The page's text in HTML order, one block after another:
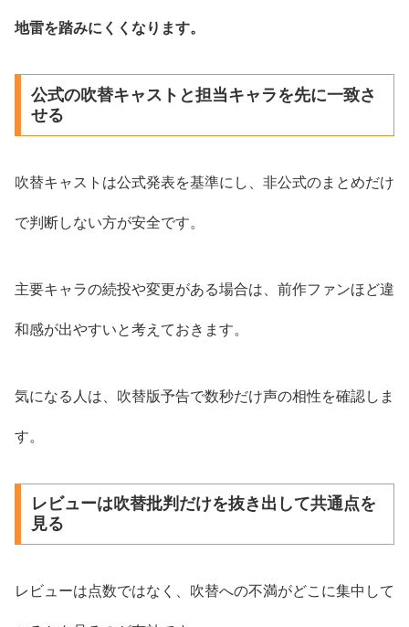
地雷を踏みにくくなります。
公式の吹替キャストと担当キャラを先に一致さ
せる
吹替キャストは公式発表を基準にし、非公式のまとめだけ
で判断しない方が安全です。
主要キャラの続投や変更がある場合は、前作ファンほど違
和感が出やすいと考えておきます。
気になる人は、吹替版予告で数秒だけ声の相性を確認しま
す。
レビューは吹替批判だけを抜き出して共通点を
見る
レビューは点数ではなく、吹替への不満がどこに集中して